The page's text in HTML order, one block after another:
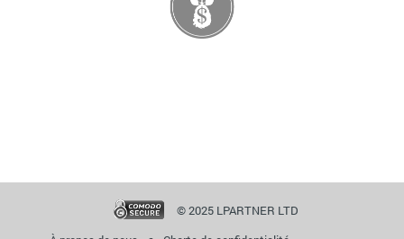
© 2025 LPARTNER LTD